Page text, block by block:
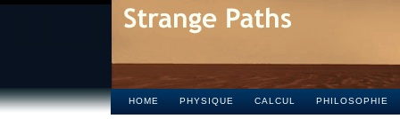
HOME PHYSIQUE CALCUL PHILOSOPHIE